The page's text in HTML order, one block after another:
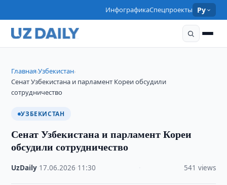
ИнфографикаСпецпроекты Ру
Главная›Узбекистан›
Сенат Узбекистана и парламент Кореи обсудили
сотрудничество
УЗБЕКИСТАН
Сенат Узбекистана и парламент Кореи
обсудили сотрудничество
UzDaily 17.06.2026 11:30 541 views